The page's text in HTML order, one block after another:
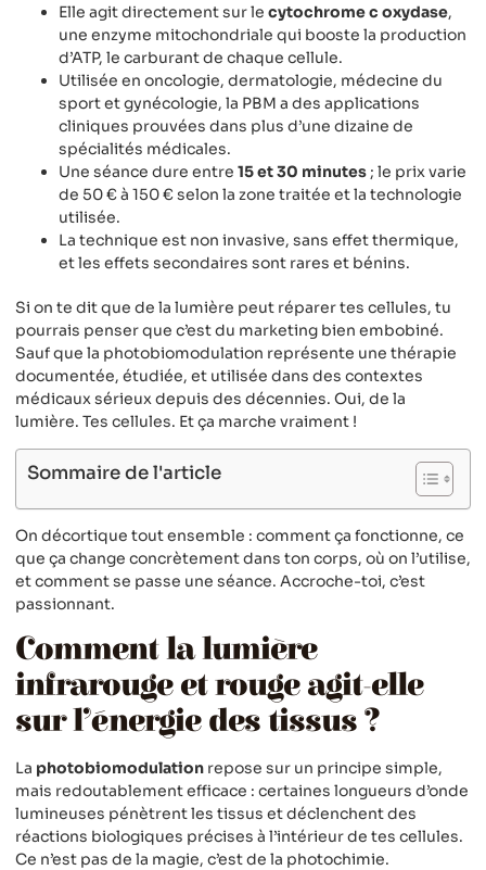
Elle agit directement sur le cytochrome c oxydase,
une enzyme mitochondriale qui booste la production
d’ATP, le carburant de chaque cellule.
Utilisée en oncologie, dermatologie, médecine du
sport et gynécologie, la PBM a des applications
cliniques prouvées dans plus d’une dizaine de
spécialités médicales.
Une séance dure entre 15 et 30 minutes ; le prix varie
de 50 € à 150 € selon la zone traitée et la technologie
utilisée.
La technique est non invasive, sans effet thermique,
et les effets secondaires sont rares et bénins.
Si on te dit que de la lumière peut réparer tes cellules, tu
pourrais penser que c’est du marketing bien embobiné.
Sauf que la photobiomodulation représente une thérapie
documentée, étudiée, et utilisée dans des contextes
médicaux sérieux depuis des décennies. Oui, de la
lumière. Tes cellules. Et ça marche vraiment !
Sommaire de l'article
On décortique tout ensemble : comment ça fonctionne, ce
que ça change concrètement dans ton corps, où on l’utilise,
et comment se passe une séance. Accroche-toi, c’est
passionnant.
Comment la lumière
infrarouge et rouge agit-elle
sur l’énergie des tissus ?
La photobiomodulation repose sur un principe simple,
mais redoutablement efficace : certaines longueurs d’onde
lumineuses pénètrent les tissus et déclenchent des
réactions biologiques précises à l’intérieur de tes cellules.
Ce n’est pas de la magie, c’est de la photochimie.